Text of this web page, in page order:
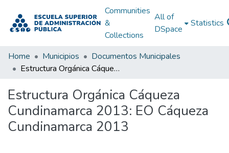
Communities
&
Collections
All of
DSpace
Statistics
Home Municipios
Documentos Municipales
Estructura Orgánica Cáqueza Cundinamarca 2013: EO Cáqueza Cundinamarca 2013
Estructura Orgánica Cáqueza
Cundinamarca 2013: EO Cáqueza
Cundinamarca 2013